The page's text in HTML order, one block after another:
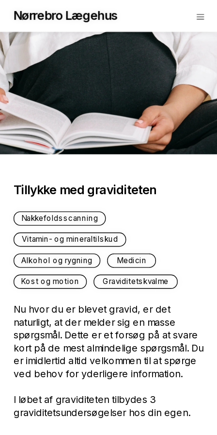
Nakkefoldsscanning
Vitamin- og mineraltilskud
Alkohol og rygning Medicin
Kost og motion Graviditetskvalme
Tillykke med graviditeten
Nu hvor du er blevet gravid, er det
naturligt, at der melder sig en masse
spørgsmål. Dette er et forsøg på at svare
kort på de mest almindelige spørgsmål. Du
er imidlertid altid velkommen til at spørge
ved behov for yderligere information.
I løbet af graviditeten tilbydes 3
graviditetsundersøgelser hos din egen.
Nørrebro Lægehus